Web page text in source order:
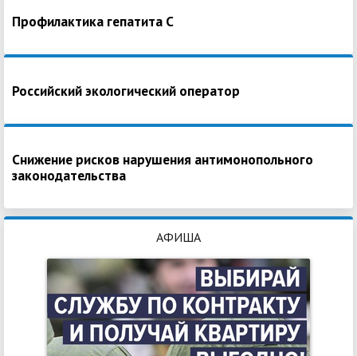
Профилактика гепатита С
Российский экологический оператор
Снижение рисков нарушения антимонопольного
законодательства
АФИША